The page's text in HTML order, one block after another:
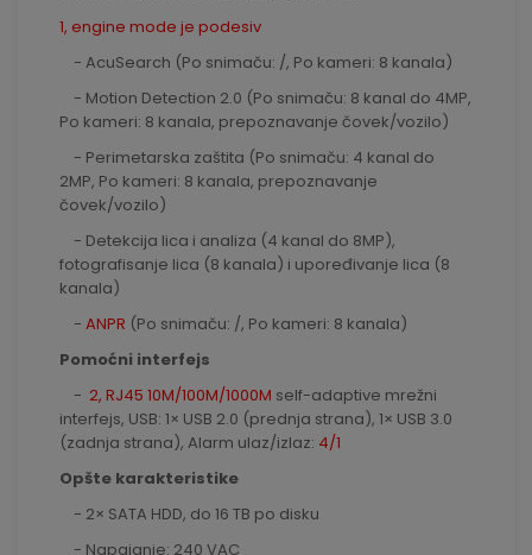
1, engine mode je podesiv
- AcuSearch (Po snimaču: /, Po kameri: 8 kanala)
- Motion Detection 2.0 (Po snimaču: 8 kanal do 4MP,
Po kameri: 8 kanala, prepoznavanje čovek/vozilo)
- Perimetarska zaštita (Po snimaču: 4 kanal do
2MP, Po kameri: 8 kanala, prepoznavanje
čovek/vozilo)
- Detekcija lica i analiza (4 kanal do 8MP),
fotografisanje lica (8 kanala) i upoređivanje lica (8
kanala)
- ANPR (Po snimaču: /, Po kameri: 8 kanala)
Pomoćni interfejs
- 2, RJ45 10M/100M/1000M self-adaptive mrežni
interfejs, USB: 1× USB 2.0 (prednja strana), 1× USB 3.0
(zadnja strana), Alarm ulaz/izlaz: 4/1
Opšte karakteristike
- 2× SATA HDD, do 16 TB po disku
- Napajanje: 240 VAC